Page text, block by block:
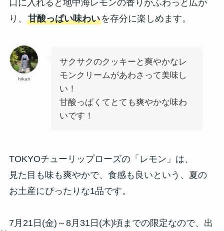
口に入れると地中海レモンの香りがふわっと広が
り、 甘酸っぱい味わいを存分に楽しめます。
hikari
サクサクのクッキーと爽やかなレ
モンクリームがあわさって美味し
い！
甘酸っぱくてとても爽やかな味わ
いです！
TOKYOチューリップローズの「レモン」は、
見た目も味も爽やかで、食感も良いという、夏の
お土産にぴったりな1品です。
7月21日(金)～8月31日(木)頃までの限定なので、出